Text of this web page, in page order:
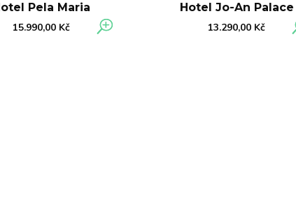
Pela Maria
15.990,00 Kč
Hotel Jo-An Palace
13.290,00 Kč